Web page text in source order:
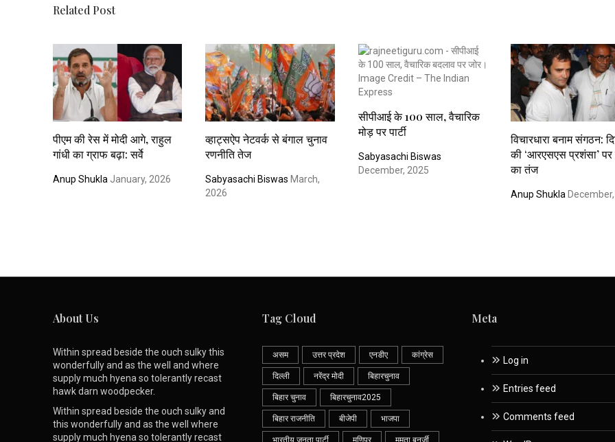
Related Post
पीएम की रेस में मोदी आगे, राहुल
गांधी का ग्राफ बढ़ा: सर्वे
Anup Shukla January, 2026
व्हाट्सऐप नेटवर्क से बंगाल चुनाव
रणनीति तेज
Sabyasachi Biswas March,
2026
सीपीआई के 100 साल, वैचारिक
मोड़ पर पार्टी
Sabyasachi Biswas
December, 2025
विचारधारा बनाम संगठन:
की ‘आरएसएस प्रशंसा’ पर
का तंज
Anup Shukla
About Us
Within spread beside the ouch sulky this
wonderfully and as the well and where
supply much hyena so tolerantly recast
hawk darn woodpecker.
Within spread beside the ouch sulky and
this wonderfully and as the well where
supply much hyena so tolerantly recast
Tag Cloud
असम उत्तर प्रदेश एनडीए कांग्रेस
दिल्ली नरेंद्र मोदी बिहारचुनाव
बिहार चुनाव बिहारचुनाव2025
बिहार राजनीति बीजेपी भाजपा
भारतीय जनता पार्टी मणिपुर ममता बनर्जी
Meta
Log in
Entries feed
Comments feed